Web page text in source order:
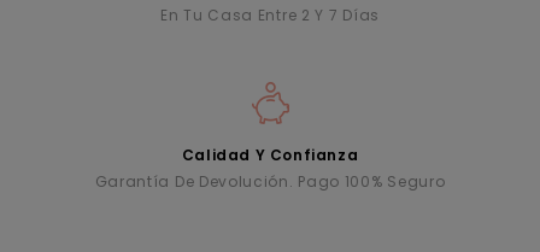
En Tu Casa Entre 2 Y 7 Días
Calidad Y Confianza
Garantía De Devolución. Pago 100% Seguro